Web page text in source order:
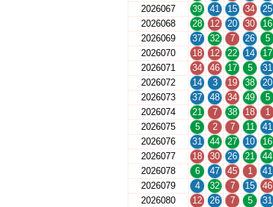
2026067
39 41 15 34 25
2026068
28 12 20 30 16
2026069
37 32 7 26 5
2026070
18 12 22 14 17
2026071
34 46 17 5 31
2026072
14 3 19 38 20
2026073
37 48 34 49 5
2026074
21 7 38 18 1
2026075
5 2 7 11 41
2026076
31 44 27 10 16
2026077
18 30 26 21 44
2026078
6 47 45 1 41
2026079
4 32 7 15 46
2026080
12 26 7 5 31